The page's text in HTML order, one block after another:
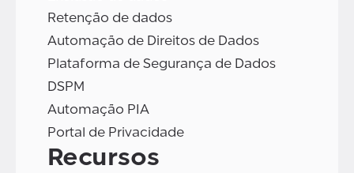
Retenção de dados
Automação de Direitos de Dados
Plataforma de Segurança de Dados
DSPM
Automação PIA
Portal de Privacidade
Recursos